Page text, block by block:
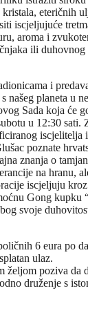
eteričnih
iscjeljujuće
aroma i
ili
i
našeg planeta u
Sada koja će
u 12:30 sati.
iscjelitelja
poznate
znanja o
na hranu,
iscjeljuju
Gong kupku
svoje
6 eura po
ulaz.
poziva da
druženje s